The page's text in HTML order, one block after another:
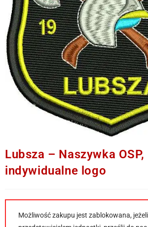
Lubsza – Naszywka OSP,
indywidualne logo
Możliwość zakupu jest zablokowana,